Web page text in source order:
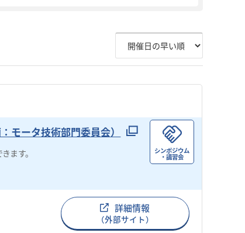
ータ技術部門委員会）
ます。
シンポジウム
・講習会
詳細情報
（外部サイト）